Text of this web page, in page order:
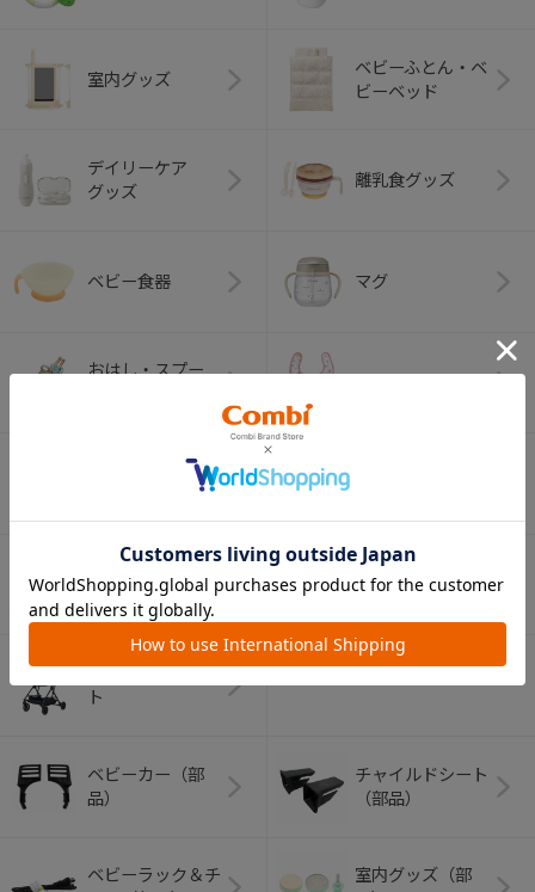
室内グッズ
ベビーふとん・ベ
ビーベッド
デイリーケア
グッズ
離乳食グッズ
ベビー食器 マグ
おはし・スプー
（お口のケア）
（ヘルメット）
ペット用品
ショッピングカー
ト
ベビーカー（部
品）
チャイルドシート
（部品）
ベビーラック＆チ
室内グッズ（部